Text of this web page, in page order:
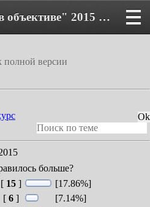
Конкурс "Лето в объективе" 2015 - Форум
полной версии
больше?
[ 15]
[17.86%]
[ 6]
[7.14%]